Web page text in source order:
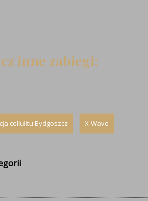
inne zabiegi:
cellulitu Bydgoszcz X-Wave